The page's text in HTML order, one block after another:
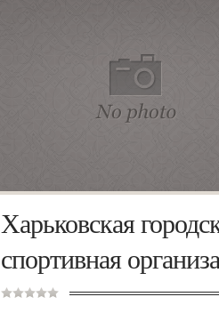
Харьковская
спортивная